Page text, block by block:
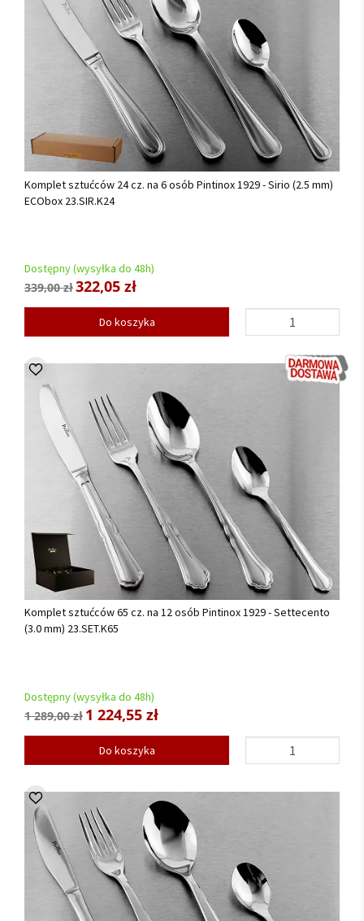
Komplet sztućców 24 cz. na 6 osób Pintinox 1929 - Sirio (2.5 mm)
ECObox 23.SIR.K24
Dostępny (wysyłka do 48h)
339,00 zł322,05 zł
Do koszyka
Komplet sztućców 65 cz. na 12 osób Pintinox 1929 - Settecento
(3.0 mm) 23.SET.K65
Dostępny (wysyłka do 48h)
1 289,00 zł 1 224,55 zł
Do koszyka